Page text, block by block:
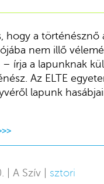
hogy a történésznő
nem illő
írja a lapunknak
Az ELTE
lapunk
| A Szív | sztori